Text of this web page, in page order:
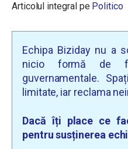
Articolul integral pe Politico
Echipa Biziday nu a
nicio formă de
guvernamentale.
limitate, iar reclama
Dacă îți place ce
pentru susținerea